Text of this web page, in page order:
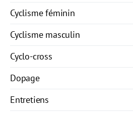
Cyclisme féminin
Cyclisme masculin
Cyclo-cross
Dopage
Entretiens